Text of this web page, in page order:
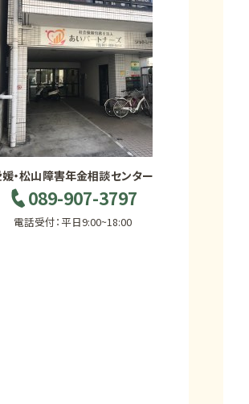
媛・松山障害年金相談センター
089-907-3797
電話受付：平日9:00~18:00